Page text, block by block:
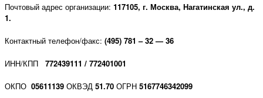
Почтовый адрес организации: 117105, г. Москва, Нагатинская ул., д.
1.
Контактный телефон/факс: (495) 781 – 32 — 36
ИНН/КПП 772439111 / 772401001
ОКПО 05611139 ОКВЭД 51.70 ОГРН 5167746342099